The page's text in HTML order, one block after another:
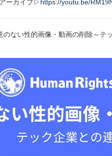
アーカイブ▷ https://youtu.be/
ない性的画像・動画の削除～テ